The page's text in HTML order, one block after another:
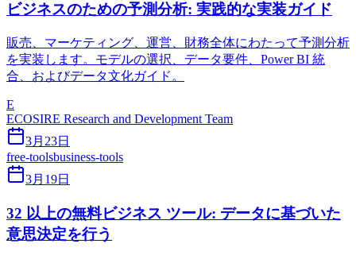
ビジネスのための予測分析: 実践的な実装ガイド
販売、マーケティング、運営、財務全体にわたって予測分析
を実装します。モデルの選択、データ要件、Power BI 統
合、およびデータ文化ガイド。
E
ECOSIRE Research and Development Team
3月23日
free-toolsbusiness-tools
3月19日
32 以上の無料ビジネス ツール: データに基づいた
意思決定を行う